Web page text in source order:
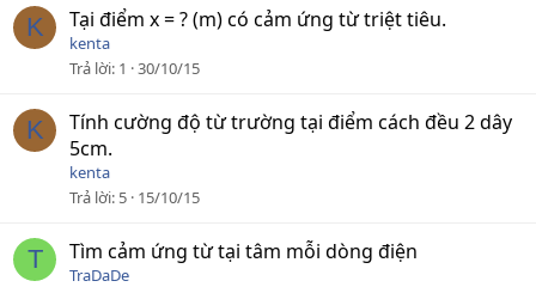
K Tại điểm x = ? (m) có cảm ứng từ triệt tiêu.
kenta
Trả lời 1 30/10/15
K
Tính cường độ từ trường tại điểm cách đều 2 dây
5cm.
kenta
Trả lời 5 15/10/15
T Tìm cảm ứng từ tại tâm mỗi dòng điện
TraDaDe